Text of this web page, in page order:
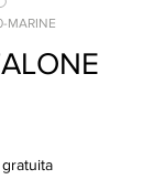
MARINE